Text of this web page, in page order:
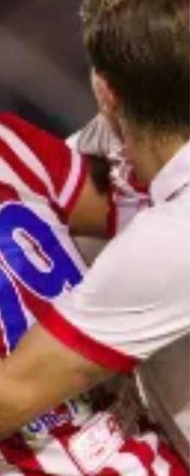
mais um capítulo nos próximos dias. O
atacante Paulo Sérgio está próximo de
o clube, conforme indicou o técnico Hélio
dos Anjos após a derrota por 2 a 1 para o
pela Série B do Campeonato Brasileiro.